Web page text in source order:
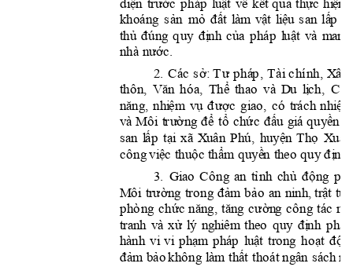
        
        
 
2.       
thôn,        
    ,   
        
   xã Xuân Phú,   
     

      
      
       
        
        
     